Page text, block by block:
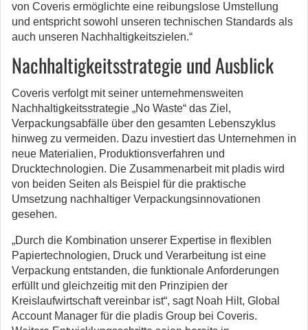
von Coveris ermöglichte eine reibungslose Umstellung
und entspricht sowohl unseren technischen Standards als
auch unseren Nachhaltigkeitszielen.“
Nachhaltigkeitsstrategie und Ausblick
Coveris verfolgt mit seiner unternehmensweiten
Nachhaltigkeitsstrategie „No Waste“ das Ziel,
Verpackungsabfälle über den gesamten Lebenszyklus
hinweg zu vermeiden. Dazu investiert das Unternehmen in
neue Materialien, Produktionsverfahren und
Drucktechnologien. Die Zusammenarbeit mit pladis wird
von beiden Seiten als Beispiel für die praktische
Umsetzung nachhaltiger Verpackungsinnovationen
gesehen.
„Durch die Kombination unserer Expertise in flexiblen
Papiertechnologien, Druck und Verarbeitung ist eine
Verpackung entstanden, die funktionale Anforderungen
erfüllt und gleichzeitig mit den Prinzipien der
Kreislaufwirtschaft vereinbar ist“, sagt Noah Hilt, Global
Account Manager für die pladis Group bei Coveris.